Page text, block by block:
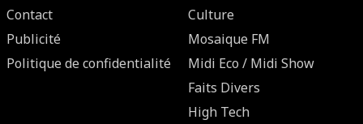
Contact
Publicité
Politique de confidentialité
Culture
Mosaique FM
Midi Eco / Midi Show
Faits Divers
High Tech